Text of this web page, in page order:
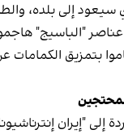
سيعود إلى بلده،
عناصر "الباسيج"
بتمزيق
إلى "إيران